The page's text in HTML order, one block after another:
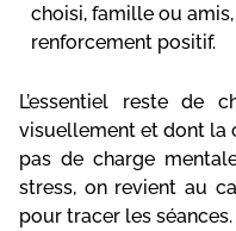
choisi, famille ou
renforcement positif.
L’essentiel reste de
visuellement et dont la
pas de charge
stress, on revient au
pour tracer les séances.